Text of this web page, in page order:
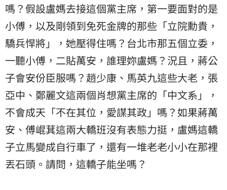
嗎？假設盧媽去接這個黨主席，第一要面對的是
小傅，以及剛領到免死金牌的那些「立院勳貴，
驕兵悍將」，她壓得住嗎？台北市那五個立委，
一聽小傅，二貼萬安，誰理妳盧媽？況且，蔣公
子會安份臣服嗎？趙少康、馬英九這些大老，張
亞中、鄭麗文這兩個肖想黨主席的「中文系」，
不會成天「不在其位，愛謀其政」嗎？如果蔣萬
安、傅崐萁這兩大轎班沒有表態力挺，盧媽這轎
子立馬變成自行車了，還有一堆老老小小在那裡
丟石頭。請問，這轎子能坐嗎？